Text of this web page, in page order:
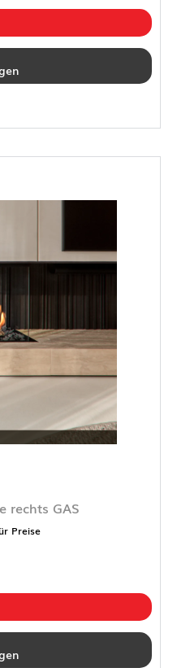
rechts GAS
Preise